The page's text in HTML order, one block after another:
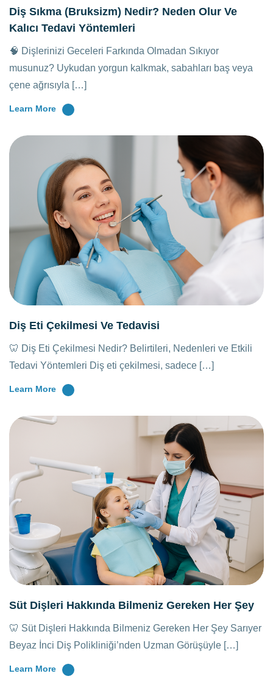
Diş Sıkma (Bruksizm) Nedir? Neden Olur Ve
Kalıcı Tedavi Yöntemleri
🧠 Dişlerinizi Geceleri Farkında Olmadan Sıkıyor
musunuz? Uykudan yorgun kalkmak, sabahları baş veya
çene ağrısıyla […]
Learn More
Diş Eti Çekilmesi Ve Tedavisi
🦷 Diş Eti Çekilmesi Nedir? Belirtileri, Nedenleri ve Etkili
Tedavi Yöntemleri Diş eti çekilmesi, sadece […]
Learn More
Süt Dişleri Hakkında Bilmeniz Gereken Her Şey
🦷 Süt Dişleri Hakkında Bilmeniz Gereken Her Şey Sarıyer
Beyaz İnci Diş Polikliniği’nden Uzman Görüşüyle […]
Learn More